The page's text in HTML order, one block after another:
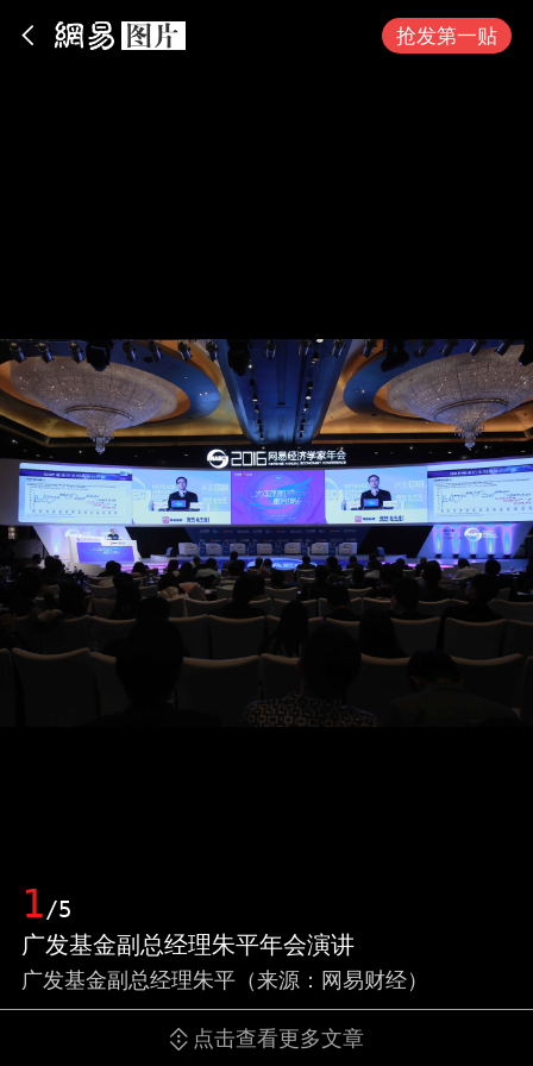
抢发第一贴
1/5
广发基金副总经理朱平年会演讲
广发基金副总经理朱平（来源：网易财经）
点击查看更多文章